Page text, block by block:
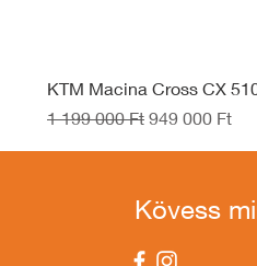
KTM Macina Cross CX
Szokásos ár
1 199 000 Ft Akciós ár
949 000 Ft
Kövess